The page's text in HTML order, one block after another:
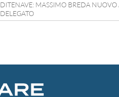
DITENAVE: MASSIMO BREDA
DELEGATO